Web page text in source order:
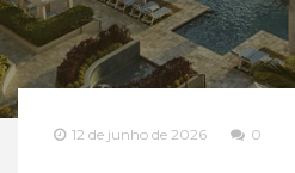
12 de junho de 2026 0